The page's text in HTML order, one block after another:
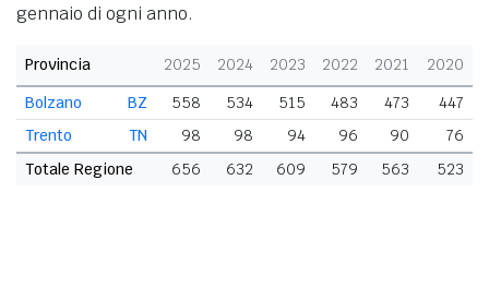
gennaio di ogni anno.
Provincia 2025 2024 2023 2022 2021
2020
BZ
Bolzano 558 534 515 483 473
447
TN
Trento 98 98 94 96 90
76
Totale Regione
656 632 609 579 563 523